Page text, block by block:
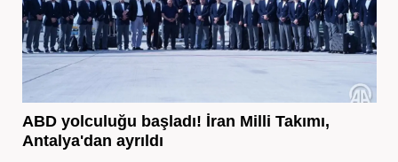
ABD yolculuğu başladı! İran Milli Takımı,
Antalya'dan ayrıldı